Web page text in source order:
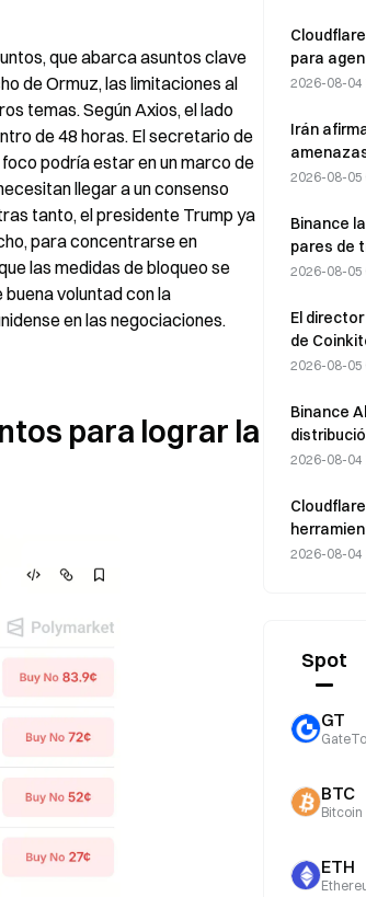
que abarca asuntos clave
de Ormuz, las limitaciones al
temas. Según Axios, el lado
de 48 horas. El secretario de
podría estar en un marco de
llegar a un consenso
tanto, el presidente Trump ya
para concentrarse en
las medidas de bloqueo se
voluntad con la
en las negociaciones.
para lograr la
«ataque
para
permiten
el 4 de
2026-08-04
Irán
UU.
sobre el
Ormuz
2026-08-05
Binance
pares de
bStocks a
de maker
2026-08-05
El
de
implicado
con una
Coldcard,
provocó
valor de
dólares.
2026-08-05
Binance
titulares
mientras
2026-08-04
y billetera
2026-08-04
Spot
GT
BTC
Bitcoin
ETH